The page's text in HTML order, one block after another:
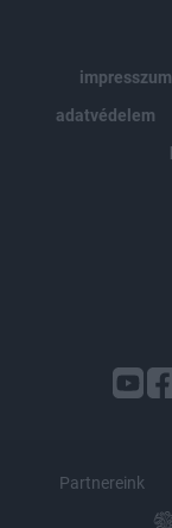
impresszum
adatvédelem
Partnereink